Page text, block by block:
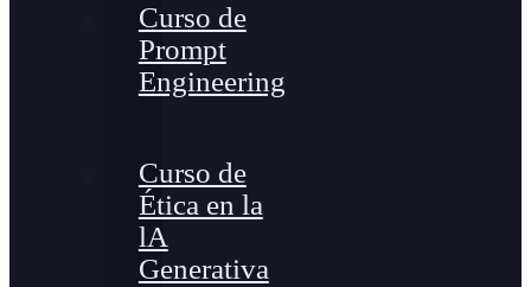
Curso de
Prompt
Engineering
Curso de
Ética en la
lA
Generativa